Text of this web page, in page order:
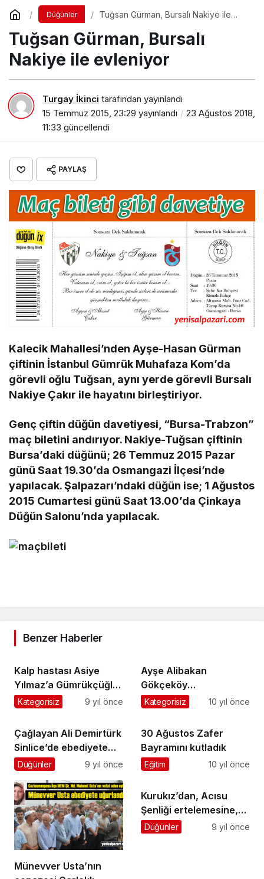
Düğünler
Tuğsan Gürman, Bursalı Nakiye ile
Tuğsan Gürman, Bursalı
Nakiye ile evleniyor
Turgay İkinci tarafından yayınlandı
15 Temmuz 2015, 23:29 yayınlandı
23 Ağustos 2018,
11:33 güncellendi
PAYLAŞ
Kalecik Mahallesi’nden Ayşe-Hasan Gürman
çiftinin İstanbul Gümrük Muhafaza Kom’da
görevli oğlu Tuğsan, aynı yerde görevli Bursalı
Nakiye Çakır ile hayatını birleştiriyor.
Genç çiftin düğün davetiyesi, “Bursa-Trabzon”
maç biletini andırıyor. Nakiye-Tuğsan çiftinin
Bursa’daki düğünü; 26 Temmuz 2015 Pazar
günü Saat 19.30’da Osmangazi İlçesi’nde
yapılacak. Şalpazarı’ndaki düğün ise; 1 Ağustos
2015 Cumartesi günü Saat 13.00’da Çinkaya
Düğün Salonu’nda yapılacak.
Benzer Haberler
Kalp hastası Asiye
Yılmaz’a Gümrükçüğlu
morali
Kategorisiz 9 yıl önce
Ayşe Alibakan
Gökçeköy
Tatlıçukur’da
Kategorisiz 10 yıl önce
Çağlayan Ali Demirtürk
Sinlice’de ebediyete
uğurlandı
Düğünler 9 yıl önce
30 Ağustos Zafer
Bayramını kutladık
Eğitim 10 yıl önce
Münevver Usta’nın
Kurukız’dan, Acısu
Şenliği ertelemesine,
“Uluslararası” kılıf !
Düğünler 9 yıl önce